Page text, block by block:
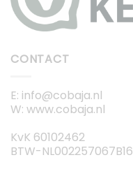
CONTACT
E: info@cobaja.nl
W: www.cobaja.nl
KvK 60102462
BTW-NL002257067B16